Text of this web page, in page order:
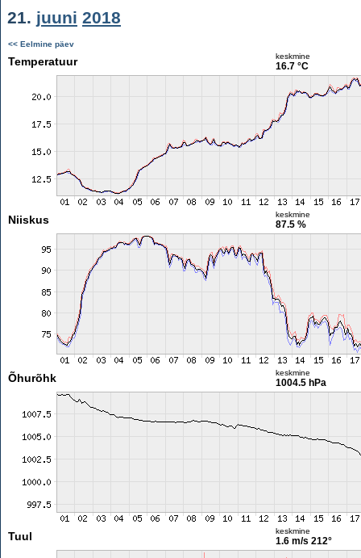
21. juuni 2018
<< Eelmine päev
Temperatuur keskmine
16.7 °C
Niiskus keskmine
87.5 %
Õhurõhk keskmine
1004.5 hPa
Tuul keskmine
1.6 m/s 212°